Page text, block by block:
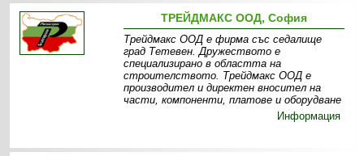
ТРЕЙДМАКС ООД, София
Трейдмакс ООД е фирма със седалище
град Тетевен. Дружеството е
специализирано в областта на
строителството. Трейдмакс ООД е
производител и директен вносител на
части, компоненти, платове и оборудване
Информация